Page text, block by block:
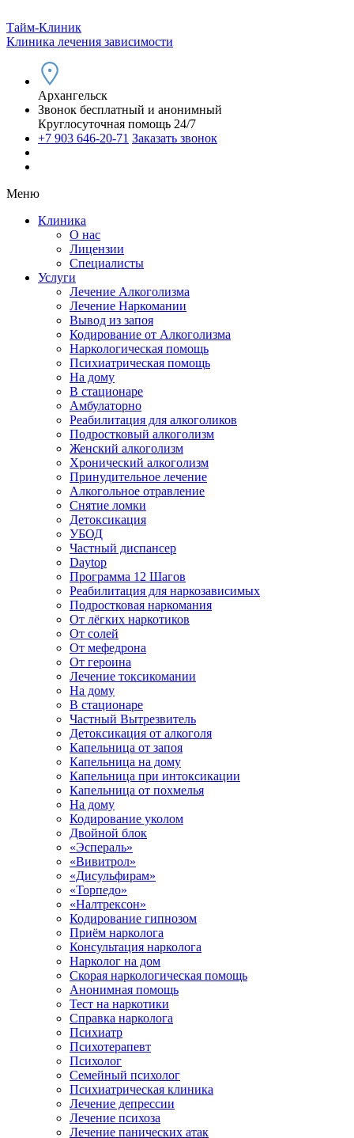
Тайм-Клиник
Клиника лечения зависимости
Архангельск
Звонок бесплатный и анонимный
Круглосуточная помощь 24/7
+7 903 646-20-71 Заказать звонок
Меню
Клиника
О нас
Лицензии
Специалисты
Услуги
Лечение Алкоголизма
Лечение Наркомании
Вывод из запоя
Кодирование от Алкоголизма
Наркологическая помощь
Психиатрическая помощь
На дому
В стационаре
Амбулаторно
Реабилитация для алкоголиков
Подростковый алкоголизм
Женский алкоголизм
Хронический алкоголизм
Принудительное лечение
Алкогольное отравление
Снятие ломки
Детоксикация
УБОД
Частный диспансер
Daytop
Программа 12 Шагов
Реабилитация для наркозависимых
Подростковая наркомания
От лёгких наркотиков
От солей
От мефедрона
От героина
Лечение токсикомании
На дому
В стационаре
Частный Вытрезвитель
Детоксикация от алкоголя
Капельница от запоя
Капельница на дому
Капельница при интоксикации
Капельница от похмелья
На дому
Кодирование уколом
Двойной блок
«Эспераль»
«Вивитрол»
«Дисульфирам»
«Торпедо»
«Налтрексон»
Кодирование гипнозом
Приём нарколога
Консультация нарколога
Нарколог на дом
Скорая наркологическая помощь
Анонимная помощь
Тест на наркотики
Справка нарколога
Психиатр
Психотерапевт
Психолог
Семейный психолог
Психиатрическая клиника
Лечение депрессии
Лечение психоза
Лечение панических атак